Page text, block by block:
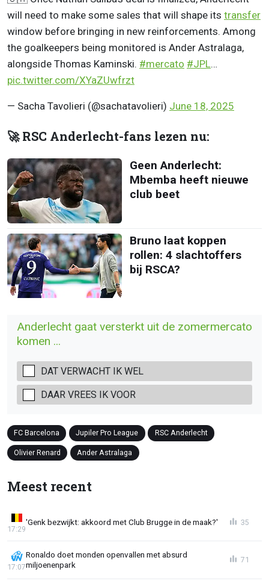
will need to make some sales that will shape its transfer
window before bringing in new reinforcements. Among
the goalkeepers being monitored is Ander Astralaga,
alongside Thomas Kaminski. #mercato #JPL…
pic.twitter.com/XYaZUwfrzt
— Sacha Tavolieri (@sachatavolieri) June 18, 2025
🚀 RSC Anderlecht-fans lezen nu:
Geen Anderlecht:
Mbemba heeft nieuwe
club beet
Bruno laat koppen
rollen: 4 slachtoffers
bij RSCA?
Anderlecht gaat versterkt uit de zomermercato
komen ...
DAT VERWACHT IK WEL
DAAR VREES IK VOOR
FC Barcelona Jupiler Pro League RSC Anderlecht
Olivier Renard Ander Astralaga
Meest recent
'Genk bezwijkt: akkoord met Club Brugge in de maak?'
17:29
35
Ronaldo doet monden openvallen met absurd
miljoenenpark
17:07
71